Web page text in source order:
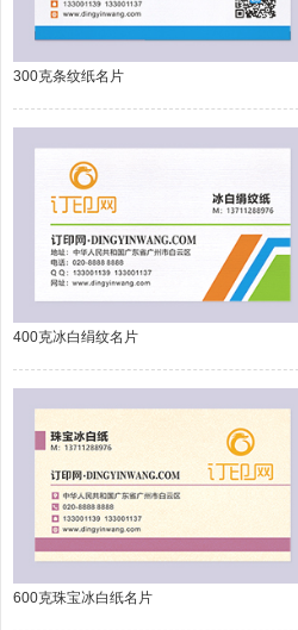
300克条纹纸名片
400克冰白绢纹名片
600克珠宝冰白纸名片